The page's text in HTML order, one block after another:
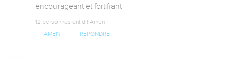
encourageant et fortifiant
12 personnes ont dit Amen
AMEN RÉPONDRE